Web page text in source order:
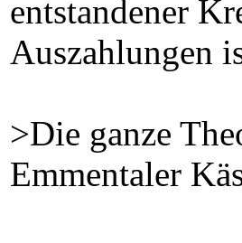
entstandener
Auszahlungen
>Die ganze
Emmentaler